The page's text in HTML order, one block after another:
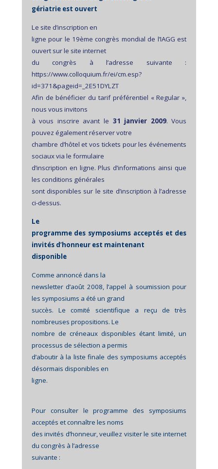
gériatrie est ouvert
Le site d’inscription en
ligne pour le 19ème congrès mondial de l’IAGG est
ouvert sur le site internet
du congrès à l’adresse suivante :
https://www.colloquium.fr/ei/cm.esp?
id=371&pageid=_2E51DYLZT
Afin de bénéficier du tarif préférentiel « Regular »,
nous vous invitons
à vous inscrire avant le 31 janvier 2009. Vous
pouvez également réserver votre
chambre d’hôtel et vos tickets pour les événements
sociaux via le formulaire
d’inscription en ligne. Plus d’informations ainsi que
les conditions générales
sont disponibles sur le site d’inscription à l’adresse
ci-dessus.
Le
programme des symposiums acceptés et des
invités d’honneur est maintenant
disponible
Comme annoncé dans la
newsletter d’août 2008, l’appel à soumission pour
les symposiums a été un grand
succès. Le comité scientifique a reçu de très
nombreuses propositions. Le
nombre de créneaux disponibles étant limité, un
processus de sélection a permis
d’aboutir à la liste finale des symposiums acceptés
désormais disponibles en
ligne.
Pour consulter le programme des symposiums
acceptés et connaître les noms
des invités d’honneur, veuillez visiter le site internet
du congrès à l’adresse
suivante :